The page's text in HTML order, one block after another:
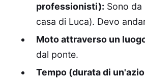
professionisti): Sono da
casa di Luca). Devo
Moto attraverso un
dal ponte.
Tempo (durata di